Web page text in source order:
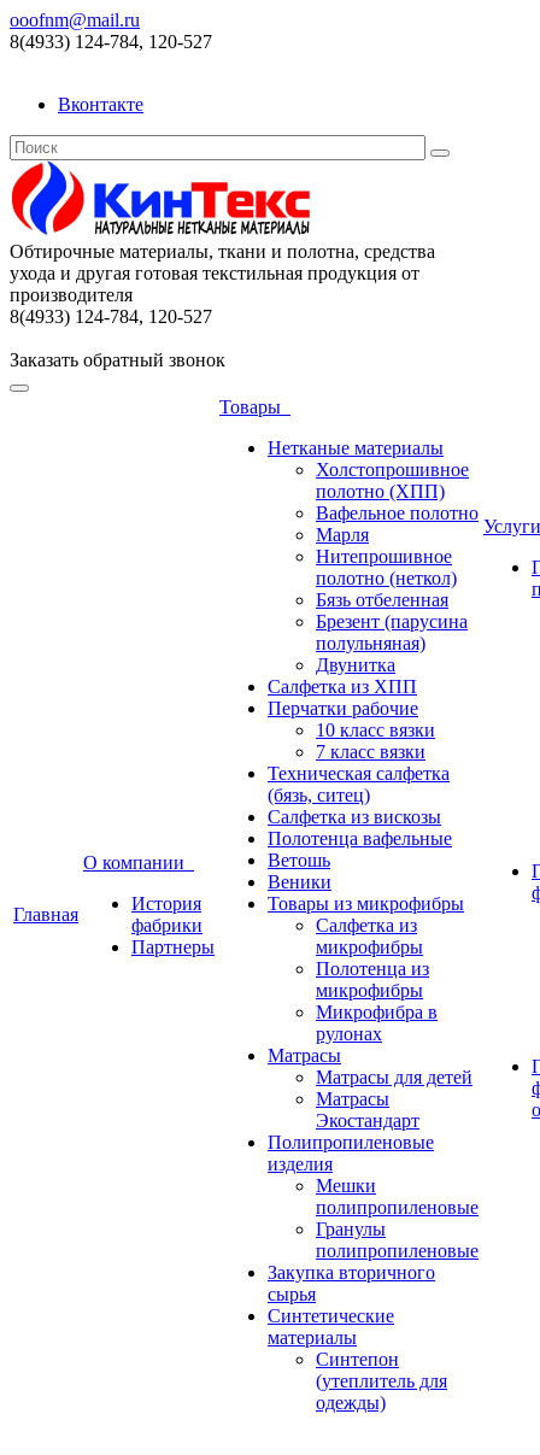
ooofnm@mail.ru
8(4933) 124-784, 120-527
Вконтакте
Обтирочные материалы, ткани и полотна, средства
ухода и другая готовая текстильная продукция от
производителя
8(4933) 124-784, 120-527
Заказать обратный звонок
Главная
О компании
История
фабрики
Партнеры
Товары
Нетканые материалы
Холстопрошивное
полотно (ХПП)
Вафельное полотно
Марля
Нитепрошивное
полотно (неткол)
Бязь отбеленная
Брезент (парусина
полульняная)
Двунитка
Салфетка из ХПП
Перчатки рабочие
10 класс вязки
7 класс вязки
Техническая салфетка
(бязь, ситец)
Салфетка из вискозы
Полотенца вафельные
Ветошь
Веники
Товары из микрофибры
Салфетка из
микрофибры
Полотенца из
микрофибры
Микрофибра в
рулонах
Матрасы
Матрасы для детей
Матрасы
Экостандарт
Полипропиленовые
изделия
Мешки
полипропиленовые
Гранулы
полипропиленовые
Закупка вторичного
сырья
Синтетические
материалы
Синтепон
(утеплитель для
одежды)